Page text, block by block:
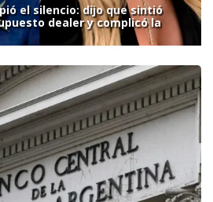
el silencio: dijo que sintió
dealer y complicó la